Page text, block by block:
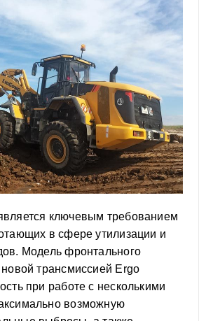
ключевым требованием
в сфере утилизации и
Модель фронтального
новой трансмиссией Ergo
при работе с несколькими
возможную